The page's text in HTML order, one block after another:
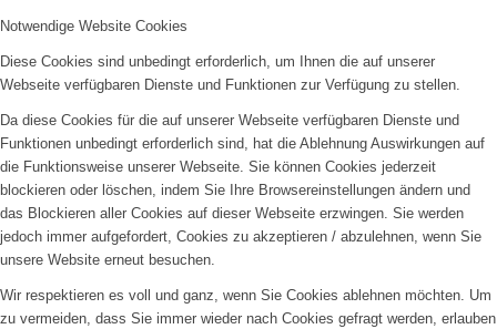
Notwendige Website Cookies
Diese Cookies sind unbedingt erforderlich, um Ihnen die auf unserer
Webseite verfügbaren Dienste und Funktionen zur Verfügung zu stellen.
Da diese Cookies für die auf unserer Webseite verfügbaren Dienste und
Funktionen unbedingt erforderlich sind, hat die Ablehnung Auswirkungen auf
die Funktionsweise unserer Webseite. Sie können Cookies jederzeit
blockieren oder löschen, indem Sie Ihre Browsereinstellungen ändern und
das Blockieren aller Cookies auf dieser Webseite erzwingen. Sie werden
jedoch immer aufgefordert, Cookies zu akzeptieren / abzulehnen, wenn Sie
unsere Website erneut besuchen.
Wir respektieren es voll und ganz, wenn Sie Cookies ablehnen möchten. Um
zu vermeiden, dass Sie immer wieder nach Cookies gefragt werden, erlauben